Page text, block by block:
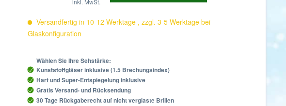
inkl. MwSt.
Versandfertig in 10-12 Werktage , zzgl. 3-5 Werktage bei
Glaskonfiguration
Wählen Sie Ihre Sehstärke:
Kunststoffgläser inklusive (1.5 Brechungsindex)
Hart und Super-Entspiegelung inklusive
Gratis Versand- und Rücksendung
30 Tage Rückgaberecht auf nicht verglaste Brillen